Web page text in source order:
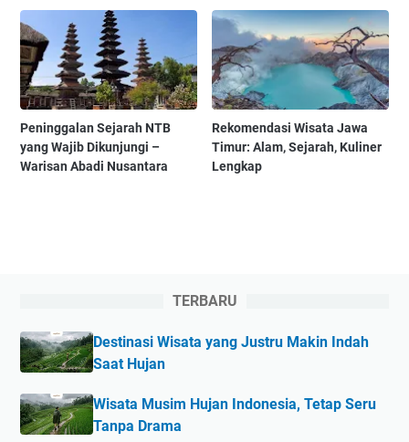
Peninggalan Sejarah NTB
yang Wajib Dikunjungi –
Warisan Abadi Nusantara
Rekomendasi Wisata Jawa
Timur: Alam, Sejarah, Kuliner
Lengkap
TERBARU
Destinasi Wisata yang Justru Makin Indah
Saat Hujan
Wisata Musim Hujan Indonesia, Tetap Seru
Tanpa Drama